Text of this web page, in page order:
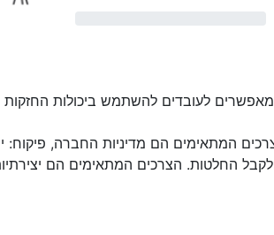
לעובדים להשתמש ביכולות
המתאימים הם מדיניות החברה, פיקוח:
החלטות. הצרכים המתאימים הם